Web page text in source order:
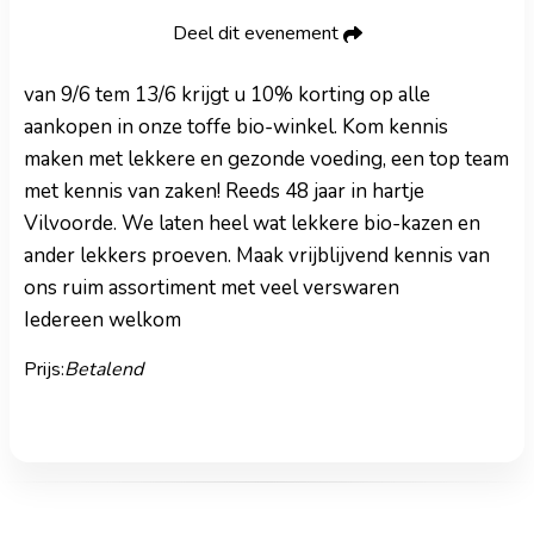
Deel dit evenement
van 9/6 tem 13/6 krijgt u 10% korting op alle
aankopen in onze toffe bio-winkel. Kom kennis
maken met lekkere en gezonde voeding, een top team
met kennis van zaken! Reeds 48 jaar in hartje
Vilvoorde. We laten heel wat lekkere bio-kazen en
ander lekkers proeven. Maak vrijblijvend kennis van
ons ruim assortiment met veel verswaren
Iedereen welkom
Prijs:Betalend